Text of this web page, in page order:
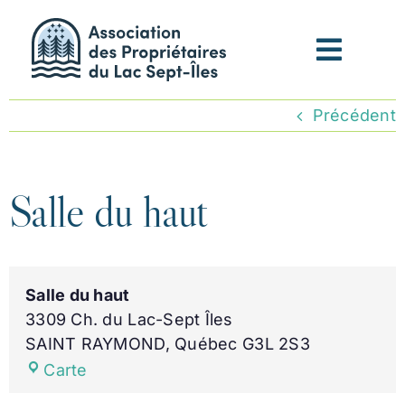
contenu
Précédent
Salle du haut
Salle du haut
3309 Ch. du Lac-Sept Îles
SAINT RAYMOND, Québec G3L 2S3
Carte